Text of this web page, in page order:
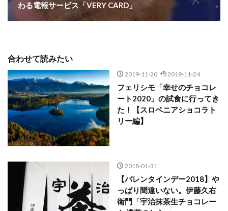
わる電報サービス「VERY CARD」
合わせて読みたい
2019-11-20 2019-11-24
フェリシモ「幸せのチョコレ
ート2020」の試食に行ってき
た！【スロベニアショコラト
リー編】
2018-01-31
【バレンタインデー2018】や
っぱり間違いない。伊藤久右
衛門「宇治抹茶生チョコレー